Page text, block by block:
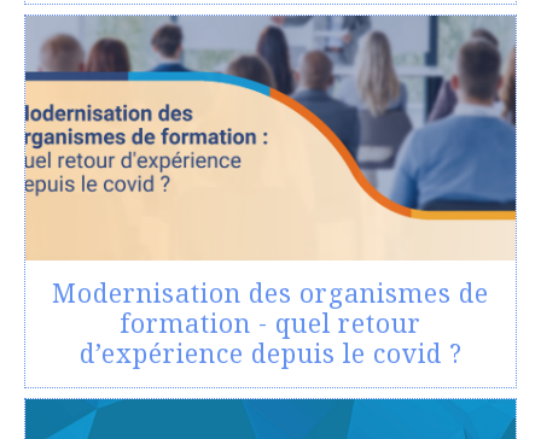
Modernisation des organismes de
formation - quel retour
d’expérience depuis le covid ?